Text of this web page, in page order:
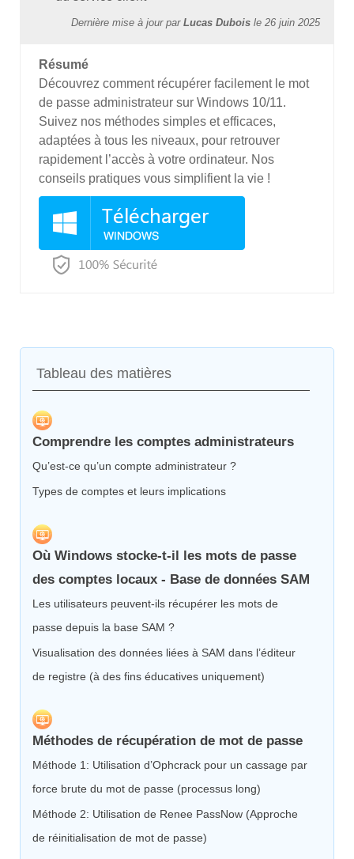
Dernière mise à jour par Lucas Dubois le 26 juin 2025
Résumé
Découvrez comment récupérer facilement le mot
de passe administrateur sur Windows 10/11.
Suivez nos méthodes simples et efficaces,
adaptées à tous les niveaux, pour retrouver
rapidement l’accès à votre ordinateur. Nos
conseils pratiques vous simplifient la vie !
Tableau des matières
Comprendre les comptes administrateurs
Qu’est-ce qu’un compte administrateur ?
Types de comptes et leurs implications
Où Windows stocke-t-il les mots de passe
des comptes locaux - Base de données SAM
Les utilisateurs peuvent-ils récupérer les mots de
passe depuis la base SAM ?
Visualisation des données liées à SAM dans l’éditeur
de registre (à des fins éducatives uniquement)
Méthodes de récupération de mot de passe
Méthode 1: Utilisation d’Ophcrack pour un cassage par
force brute du mot de passe (processus long)
Méthode 2: Utilisation de Renee PassNow (Approche
de réinitialisation de mot de passe)